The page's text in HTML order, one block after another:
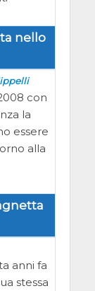
nello
con
la
essere
alla
anni fa
stessa